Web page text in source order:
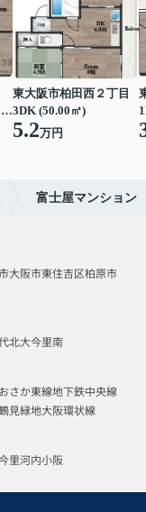
2LDK＋S(納戸) (61.55㎡)
東大阪市柏田西２丁目
3DK (50.00㎡)
5.2万円
富士屋マンション
大阪市東住吉区柏原市
北大今里南
さか東線地下鉄中央線
見緑地大阪環状線
里河内小阪